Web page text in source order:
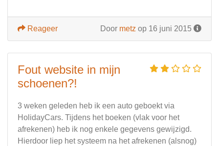
Door metz op 16 juni 2015
Reageer
Fout website in mijn
schoenen?!
3 weken geleden heb ik een auto geboekt via
HolidayCars. Tijdens het boeken (vlak voor het
afrekenen) heb ik nog enkele gegevens gewijzigd.
Hierdoor liep het systeem na het afrekenen (alsnog)